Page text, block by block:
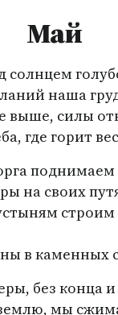
Май
наша
выше, силы
где горит
на своих
в каменных
без конца и
мы